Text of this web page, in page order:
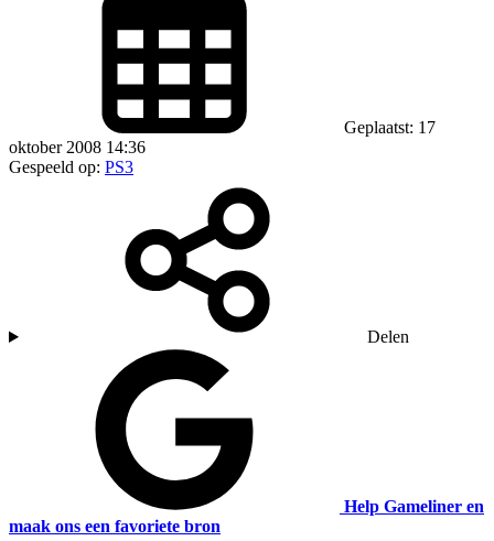
Geplaatst: 17
oktober 2008 14:36
Gespeeld op: PS3
Delen
Help Gameliner en
maak ons een favoriete bron